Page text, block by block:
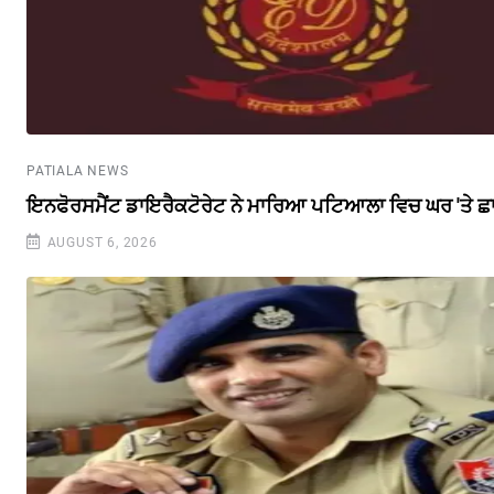
PATIALA NEWS
ਇਨਫੋਰਸਮੈਂਟ ਡਾਇਰੈਕਟੋਰੇਟ ਨੇ ਮਾਰਿਆ ਪਟਿਆਲਾ ਵਿਚ ਘਰ 'ਤੇ
AUGUST 6, 2026